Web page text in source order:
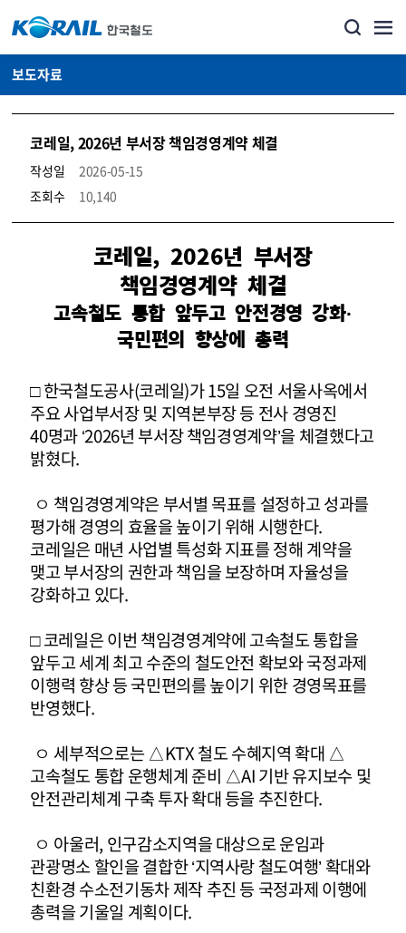
보도자료
코레일, 2026년 부서장 책임경영계약 체결
작성일
2026-05-15
조회수
10,140
뉴스·홍보_보도자료 상세보기 – 내용, 파일, 담당자 연락처로 구성
코레일, 2026년 부서장
책임경영계약 체결
고속철도 통합 앞두고 안전경영 강화·
국민편의 향상에 총력
□ 한국철도공사(코레일)가 15일 오전 서울사옥에서
주요 사업부서장 및 지역본부장 등 전사 경영진
40명과 ‘2026년 부서장 책임경영계약’을 체결했다고
밝혔다.
ㅇ 책임경영계약은 부서별 목표를 설정하고 성과를
평가해 경영의 효율을 높이기 위해 시행한다.
코레일은 매년 사업별 특성화 지표를 정해 계약을
맺고 부서장의 권한과 책임을 보장하며 자율성을
강화하고 있다.
□ 코레일은 이번 책임경영계약에 고속철도 통합을
앞두고 세계 최고 수준의 철도안전 확보와 국정과제
이행력 향상 등 국민편의를 높이기 위한 경영목표를
반영했다.
ㅇ 세부적으로는 △KTX 철도 수혜지역 확대 △
고속철도 통합 운행체계 준비 △AI 기반 유지보수 및
안전관리체계 구축 투자 확대 등을 추진한다.
ㅇ 아울러, 인구감소지역을 대상으로 운임과
관광명소 할인을 결합한 ‘지역사랑 철도여행’ 확대와
친환경 수소전기동차 제작 추진 등 국정과제 이행에
총력을 기울일 계획이다.